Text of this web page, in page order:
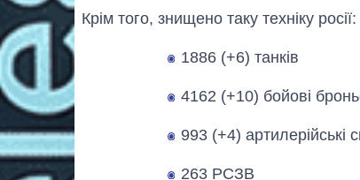
Крім того, знищено таку техніку росії:
1886 (+6) танків
4162 (+10) бойові
993 (+4) артилерійські
263 РСЗВ